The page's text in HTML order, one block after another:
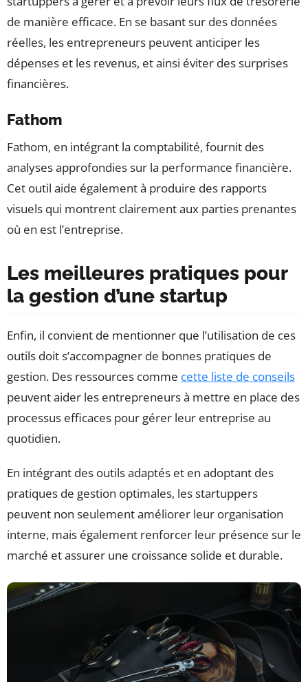
de manière efficace. En se basant sur des données
réelles, les entrepreneurs peuvent anticiper les
dépenses et les revenus, et ainsi éviter des surprises
financières.
Fathom
Fathom, en intégrant la comptabilité, fournit des
analyses approfondies sur la performance financière.
Cet outil aide également à produire des rapports
visuels qui montrent clairement aux parties prenantes
où en est l’entreprise.
Les meilleures pratiques pour
la gestion d’une startup
Enfin, il convient de mentionner que l’utilisation de ces
outils doit s’accompagner de bonnes pratiques de
gestion. Des ressources comme cette liste de conseils
peuvent aider les entrepreneurs à mettre en place des
processus efficaces pour gérer leur entreprise au
quotidien.
En intégrant des outils adaptés et en adoptant des
pratiques de gestion optimales, les startuppers
peuvent non seulement améliorer leur organisation
interne, mais également renforcer leur présence sur le
marché et assurer une croissance solide et durable.